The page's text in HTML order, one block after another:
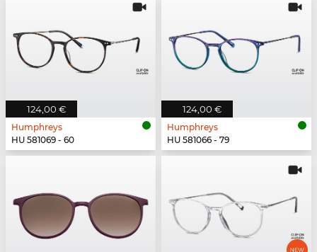
124,00 €
Humphreys
HU 581069 - 60
124,00 €
Humphreys
HU 581066 - 79